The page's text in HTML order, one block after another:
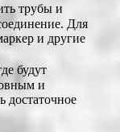
трубы и
Для
и другие
будут
и
достаточное